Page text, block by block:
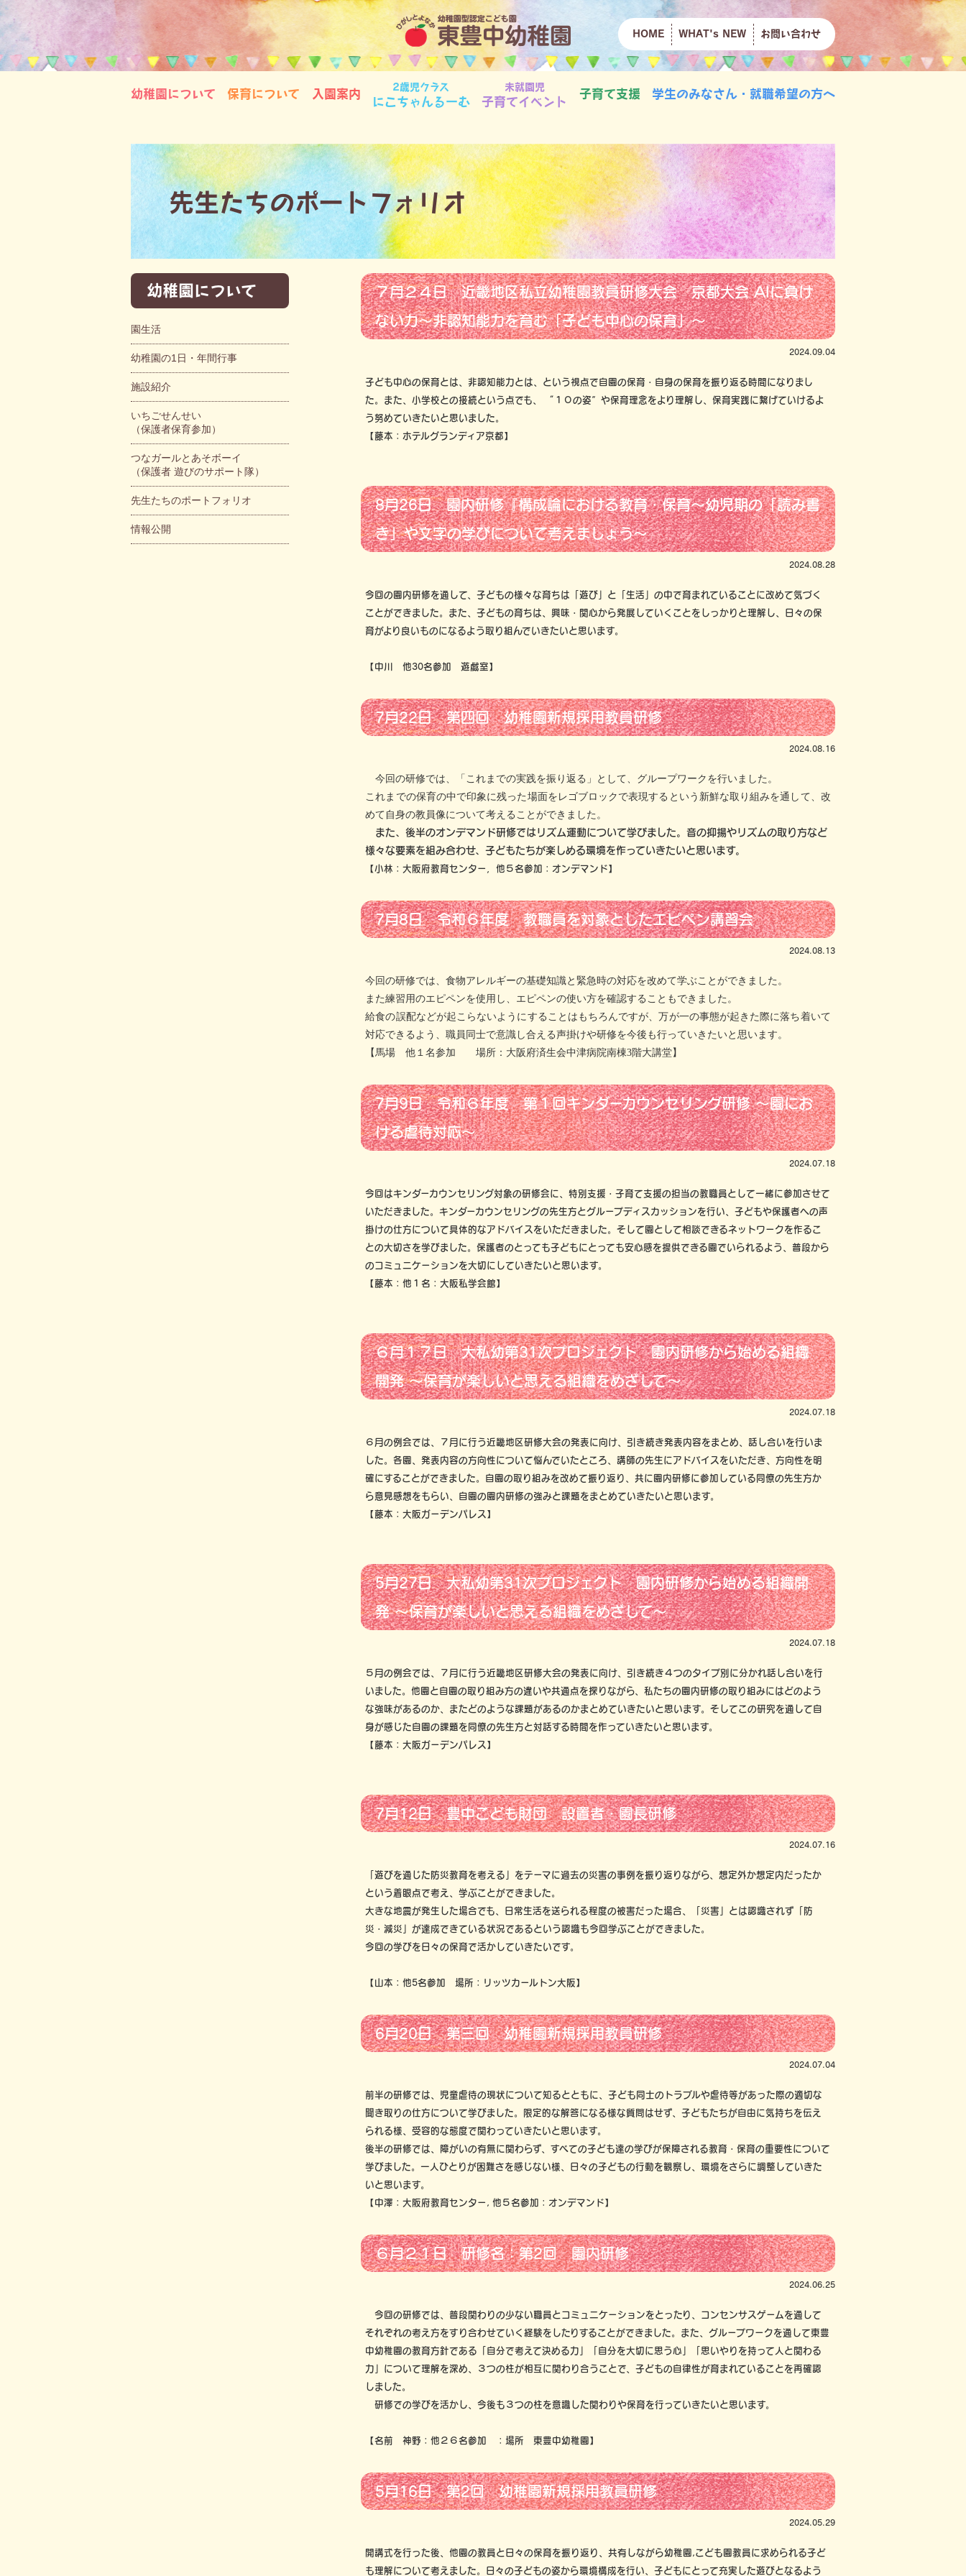
HOME WHAT's NEW お問い合わせ
幼稚園について 保育について 入園案内
2歳児クラス
にこちゃんるーむ
未就園児
子育てイベント
子育て支援 学生のみなさん・就職希望の方へ
先生たちのポートフォリオ
幼稚園について
園生活
幼稚園の1日・年間行事
施設紹介
いちごせんせい
（保護者保育参加）
つなガールとあそボーイ
（保護者 遊びのサポート隊）
先生たちのポートフォリオ
情報公開
７月２４日 近畿地区私立幼稚園教員研修大会 京都大会 AIに負け
ない力～非認知能力を育む「子ども中心の保育」～
2024.09.04
子ども中心の保育とは、非認知能力とは、という視点で自園の保育・自身の保育を振り返る時間になりまし
た。また、小学校との接続という点でも、 “１０の姿”や保育理念をより理解し、保育実践に繋げていけるよ
う努めていきたいと思いました。
【藤本：ホテルグランディア京都】
8月26日 園内研修『構成論における教育・保育～幼児期の「読み書
き」や文字の学びについて考えましょう～
2024.08.28
今回の園内研修を通して、子どもの様々な育ちは「遊び」と「生活」の中で育まれていることに改めて気づく
ことができました。また、子どもの育ちは、興味・関心から発展していくことをしっかりと理解し、日々の保
育がより良いものになるよう取り組んでいきたいと思います。
【中川 他30名参加 遊戯室】
7月22日 第四回 幼稚園新規採用教員研修
2024.08.16
今回の研修では、「これまでの実践を振り返る」として、グループワークを行いました。
これまでの保育の中で印象に残った場面をレゴブロックで表現するという新鮮な取り組みを通して、改
めて自身の教員像について考えることができました。
また、後半のオンデマンド研修ではリズム運動について学びました。音の抑揚やリズムの取り方など
様々な要素を組み合わせ、子どもたちが楽しめる環境を作っていきたいと思います。
【小林：大阪府教育センター，他５名参加：オンデマンド】
7月8日 令和６年度 教職員を対象としたエピペン講習会
2024.08.13
今回の研修では、食物アレルギーの基礎知識と緊急時の対応を改めて学ぶことができました。
また練習用のエピペンを使用し、エピペンの使い方を確認することもできました。
給食の誤配などが起こらないようにすることはもちろんですが、万が一の事態が起きた際に落ち着いて
対応できるよう、職員同士で意識し合える声掛けや研修を今後も行っていきたいと思います。
【馬場 他１名参加 場所：大阪府済生会中津病院南棟3階大講堂】
7月9日 令和６年度 第１回キンダーカウンセリング研修 ～園にお
ける虐待対応～
2024.07.18
今回はキンダーカウンセリング対象の研修会に、特別支援・子育て支援の担当の教職員として一緒に参加させて
いただきました。キンダーカウンセリングの先生方とグループディスカッションを行い、子どもや保護者への声
掛けの仕方について具体的なアドバイスをいただきました。そして園として相談できるネットワークを作るこ
との大切さを学びました。保護者のとっても子どもにとっても安心感を提供できる園でいられるよう、普段から
のコミュニケーションを大切にしていきたいと思います。
【藤本：他１名：大阪私学会館】
６月１７日 大私幼第31次プロジェクト 園内研修から始める組織
開発 ～保育が楽しいと思える組織をめざして～
2024.07.18
６月の例会では、７月に行う近畿地区研修大会の発表に向け、引き続き発表内容をまとめ、話し合いを行いま
した。各園、発表内容の方向性について悩んでいたところ、講師の先生にアドバイスをいただき、方向性を明
確にすることができました。自園の取り組みを改めて振り返り、共に園内研修に参加している同僚の先生方か
ら意見感想をもらい、自園の園内研修の強みと課題をまとめていきたいと思います。
【藤本：大阪ガーデンパレス】
5月27日 大私幼第31次プロジェクト 園内研修から始める組織開
発 ～保育が楽しいと思える組織をめざして～
2024.07.18
５月の例会では、７月に行う近畿地区研修大会の発表に向け、引き続き４つのタイプ別に分かれ話し合いを行
いました。他園と自園の取り組み方の違いや共通点を探りながら、私たちの園内研修の取り組みにはどのよう
な強味があるのか、またどのような課題があるのかまとめていきたいと思います。そしてこの研究を通して自
身が感じた自園の課題を同僚の先生方と対話する時間を作っていきたいと思います。
【藤本：大阪ガーデンパレス】
7月12日 豊中こども財団 設置者・園長研修
2024.07.16
「遊びを通じた防災教育を考える」をテーマに過去の災害の事例を振り返りながら、想定外か想定内だったか
という着眼点で考え、学ぶことができました。
大きな地震が発生した場合でも、日常生活を送られる程度の被害だった場合、「災害」とは認識されず「防
災・減災」が達成できている状況であるという認識も今回学ぶことができました。
今回の学びを日々の保育で活かしていきたいです。
【山本：他5名参加 場所：リッツカールトン大阪】
6月20日 第三回 幼稚園新規採用教員研修
2024.07.04
前半の研修では、児童虐待の現状について知るとともに、子ども同士のトラブルや虐待等があった際の適切な
聞き取りの仕方について学びました。限定的な解答になる様な質問はせず、子どもたちが自由に気持ちを伝え
られる様、受容的な態度で関わっていきたいと思います。
後半の研修では、障がいの有無に関わらず、すべての子ども達の学びが保障される教育・保育の重要性について
学びました。一人ひとりが困難さを感じない様、日々の子どもの行動を観察し、環境をさらに調整していきた
いと思います。
【中澤：大阪府教育センター, 他５名参加：オンデマンド】
６月２１日 研修名：第2回 園内研修
2024.06.25
今回の研修では、普段関わりの少ない職員とコミュニケーションをとったり、コンセンサスゲームを通して
それぞれの考え方をすり合わせていく経験をしたりすることができました。また、グループワークを通して東豊
中幼稚園の教育方針である「自分で考えて決める力」「自分を大切に思う心」「思いやりを持って人と関わる
力」について理解を深め、３つの柱が相互に関わり合うことで、子どもの自律性が育まれていることを再確認
しました。
研修での学びを活かし、今後も３つの柱を意識した関わりや保育を行っていきたいと思います。
【名前 神野：他２６名参加 ：場所 東豊中幼稚園】
5月16日 第2回 幼稚園新規採用教員研修
2024.05.29
開講式を行った後、他園の教員と日々の保育を振り返り、共有しながら幼稚園,こども園教員に求められる子ど
も理解について考えました。日々の子どもの姿から環境構成を行い、子どもにとって充実した遊びとなるよう